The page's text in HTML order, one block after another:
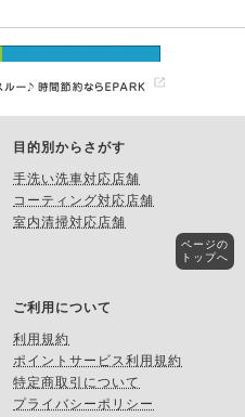
目的別からさがす
手洗い洗車対応店舗
コーティング対応店舗
室内清掃対応店舗
ご利用について
利用規約
ポイントサービス利用規約
特定商取引について
プライバシーポリシー
ページの
トップへ